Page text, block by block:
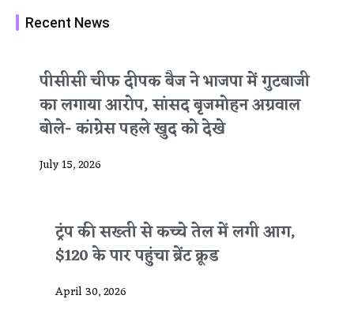
Recent News
पीसीसी चीफ दीपक बैज ने भाजपा में गुटबाजी
का लगाया आरोप, सांसद बृजमोहन अग्रवाल
बोले- कांग्रेस पहले खुद को देखे
July 15, 2026
ट्रंप की सख्ती से कच्चे तेल में लगी आग,
$120 के पार पहुंचा ब्रेंट क्रूड
April 30, 2026